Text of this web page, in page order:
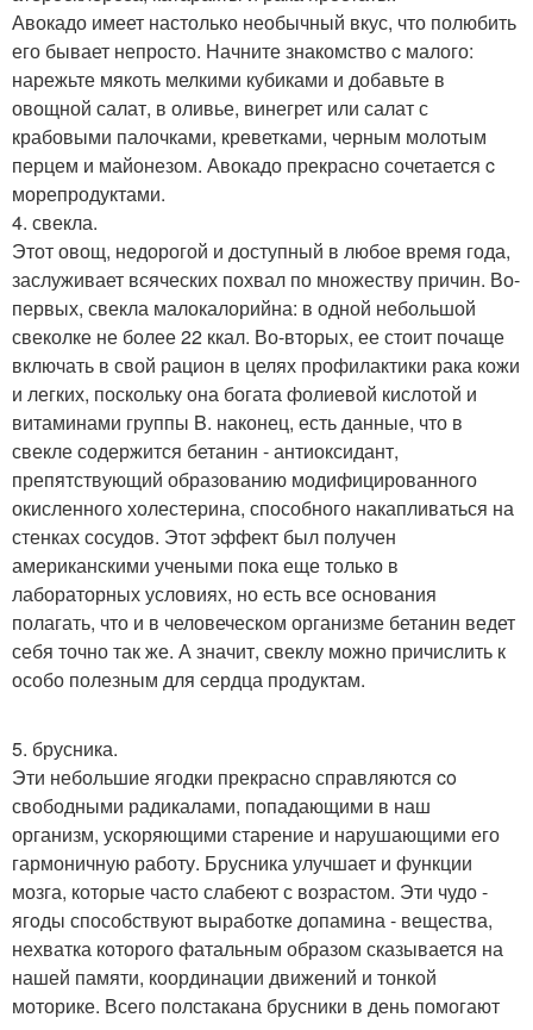
Авокадо имеет настолько необычный вкус, что полюбить
его бывает непросто. Начните знакомство c малого:
нарежьте мякоть мелкими кубиками и добавьте в
овощной салат, в оливье, винегрет или салат с
крабовыми палочками, креветками, черным молотым
перцем и майонезом. Авокадо прекрасно сочетается c
морепродуктами.
4. свекла.
Этот овощ, недорогой и доступный в любое время года,
заслуживает всяческих похвал по множеству причин. Во-
первых, свекла малокалорийна: в одной небольшой
свеколке не более 22 ккал. Во-вторых, ее стоит почаще
включать в свой рацион в целях профилактики рака кожи
и легких, поскольку она богата фолиевой кислотой и
витаминами группы B. наконец, есть данные, что в
свекле содержится бетанин - антиоксидант,
препятствующий образованию модифицированного
окисленного холестерина, способного накапливаться на
стенках сосудов. Этот эффект был получен
американскими учеными пока еще только в
лабораторных условиях, но есть все основания
полагать, что и в человеческом организме бетанин ведет
себя точно так же. А значит, свеклу можно причислить к
особо полезным для сердца продуктам.
5. брусника.
Эти небольшие ягодки прекрасно справляются co
свободными радикалами, попадающими в наш
организм, ускоряющими старение и нарушающими его
гармоничную работу. Брусника улучшает и функции
мозга, которые часто слабеют с возрастом. Эти чудо -
ягoды способствуют выработке допамина - вещества,
нехватка которого фатальным образом сказывается на
нашей памяти, координации движений и тонкой
моторике. Всего полстакана брусники в день помогают